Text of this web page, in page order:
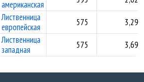
американская
Лиственница
европейская
575 3,29
Лиственница
западная
575 3,69